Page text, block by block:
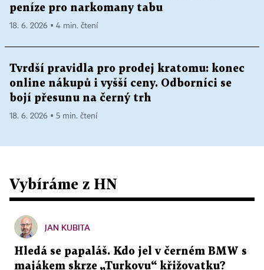
peníze pro narkomany tabu
18. 6. 2026 ▪ 4 min. čtení
Tvrdší pravidla pro prodej kratomu: konec
online nákupů i vyšší ceny. Odborníci se
bojí přesunu na černý trh
18. 6. 2026 ▪ 5 min. čtení
Vybíráme z HN
JAN KUBITA
Hledá se papaláš. Kdo jel v černém BMW s
majákem skrze „Turkovu“ křižovatku?